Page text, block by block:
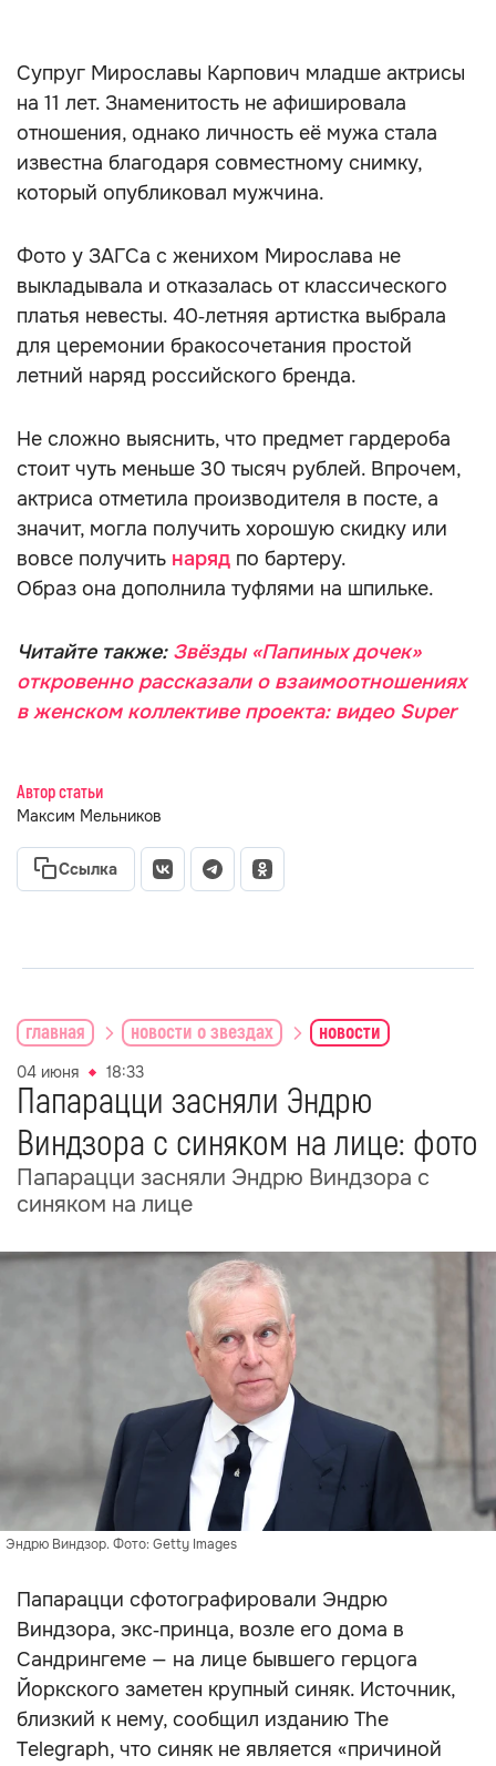
Супруг Мирославы Карпович младше актрисы
на 11 лет. Знаменитость не афишировала
отношения, однако личность её мужа стала
известна благодаря совместному снимку,
который опубликовал мужчина.
Фото у ЗАГСа с женихом Мирослава не
выкладывала и отказалась от классического
платья невесты. 40‑летняя артистка выбрала
для церемонии бракосочетания простой
летний наряд российского бренда.
Не сложно выяснить, что предмет гардероба
стоит чуть меньше 30 тысяч рублей. Впрочем,
актриса отметила производителя в посте, а
значит, могла получить хорошую скидку или
вовсе получить наряд по бартеру.
Образ она дополнила туфлями на шпильке.
Читайте также: Звёзды «Папиных дочек»
откровенно рассказали о взаимоотношениях
в женском коллективе проекта: видео Super
Автор статьи
Максим Мельников
Ссылка
главная новости о звездах новости
04 июня 18:33
Папарацци засняли Эндрю
Виндзора с синяком на лице: фото
Папарацци засняли Эндрю Виндзора с
синяком на лице
Эндрю Виндзор. Фото: Getty Images
Папарацци сфотографировали Эндрю
Виндзора, экс‑принца, возле его дома в
Сандрингеме — на лице бывшего герцога
Йоркского заметен крупный синяк. Источник,
близкий к нему, сообщил изданию The
Telegraph, что синяк не является «причиной